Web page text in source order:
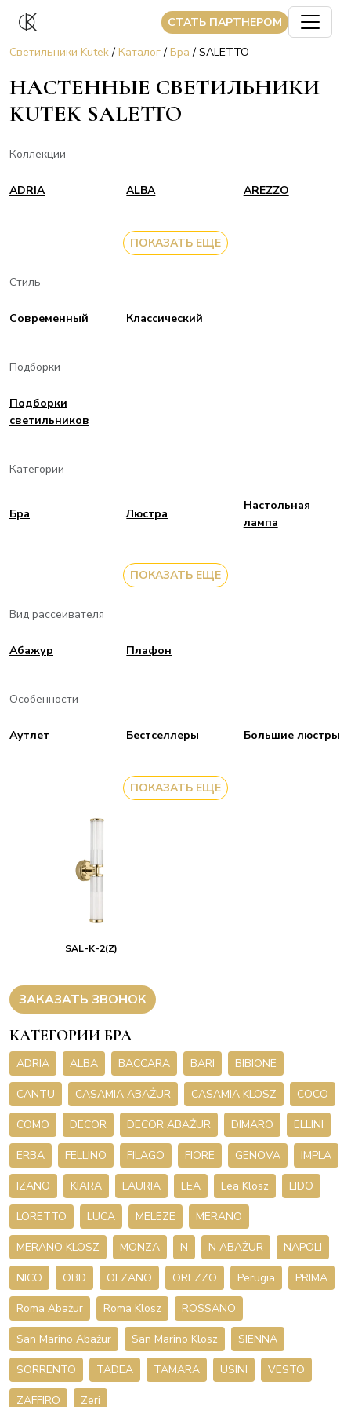
CТАТЬ ПАРТНЕРОМ
Светильники Kutek/ Каталог/ Бра / SALETTO
НАСТЕННЫЕ СВЕТИЛЬНИКИ
KUTEK SALETTO
Коллекции
ADRIA ALBA AREZZO
ПОКАЗАТЬ ЕЩЕ
Стиль
Современный Классический
Подборки
Подборки
светильников
Категории
Бра Люстра
Настольная
лампа
ПОКАЗАТЬ ЕЩЕ
Вид рассеивателя
Aбажур Плафон
Особенности
Аутлет Бестселлеры Большие люстры
ПОКАЗАТЬ ЕЩЕ
SAL-K-2(Z)
ЗАКАЗАТЬ ЗВОНОК
КАТЕГОРИИ БРА
ADRIA ALBA BACCARA BARI BIBIONE
CANTU CASAMIA ABAŻUR CASAMIA KLOSZ COCO
COMO DECOR DECOR ABAŻUR DIMARO ELLINI
ERBA FELLINO FILAGO FIORE GENOVA IMPLA
IZANO KIARA LAURIA LEA Lea Klosz LIDO
LORETTO LUCA MELEZE MERANO
MERANO KLOSZ MONZA N N ABAŻUR NAPOLI
NICO OBD OLZANO OREZZO Perugia PRIMA
Roma Abażur Roma Klosz ROSSANO
San Marino Abażur San Marino Klosz SIENNA
SORRENTO TADEA TAMARA USINI VESTO
ZAFFIRO Zeri